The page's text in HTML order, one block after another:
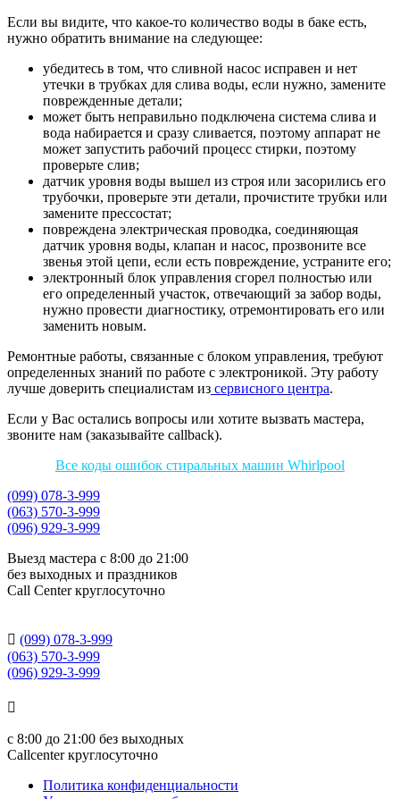
Если вы видите, что какое-то количество воды в баке есть,
нужно обратить внимание на следующее:
убедитесь в том, что сливной насос исправен и нет
утечки в трубках для слива воды, если нужно, замените
поврежденные детали;
может быть неправильно подключена система слива и
вода набирается и сразу сливается, поэтому аппарат не
может запустить рабочий процесс стирки, поэтому
проверьте слив;
датчик уровня воды вышел из строя или засорились его
трубочки, проверьте эти детали, прочистите трубки или
замените прессостат;
повреждена электрическая проводка, соединяющая
датчик уровня воды, клапан и насос, прозвоните все
звенья этой цепи, если есть повреждение, устраните его;
электронный блок управления сгорел полностью или
его определенный участок, отвечающий за забор воды,
нужно провести диагностику, отремонтировать его или
заменить новым.
Ремонтные работы, связанные с блоком управления, требуют
определенных знаний по работе с электроникой. Эту работу
лучше доверить специалистам из сервисного центра.
Если у Вас остались вопросы или хотите вызвать мастера,
звоните нам (заказывайте callback).
Все коды ошибок стиральных машин Whirlpool
(099) 078-3-999
(063) 570-3-999
(096) 929-3-999
Выезд мастера с 8:00 до 21:00
без выходных и праздников
Сall Сenter круглосуточно
 (099) 078-3-999
(063) 570-3-999
(096) 929-3-999

с 8:00 до 21:00 без выходных
Callcenter круглосуточно
Политика конфиденциальности